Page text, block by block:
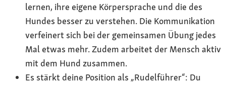
lernen, ihre eigene Körpersprache und die des
Hundes besser zu verstehen. Die Kommunikation
verfeinert sich bei der gemeinsamen Übung jedes
Mal etwas mehr. Zudem arbeitet der Mensch aktiv
mit dem Hund zusammen.
Es stärkt deine Position als „Rudelführer“: Du